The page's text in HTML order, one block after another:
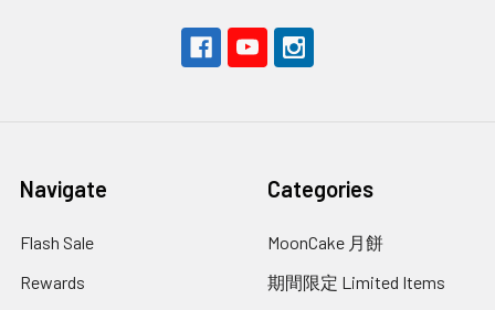
Navigate
Flash Sale
Rewards
Categories
MoonCake 月餅
期間限定 Limited Items